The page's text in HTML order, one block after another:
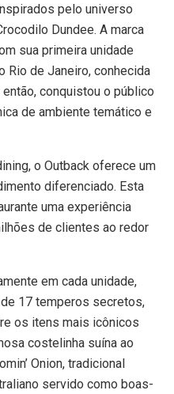
pelo universo
Dundee. A marca
sua primeira unidade
Rio de Janeiro, conhecida
conquistou o público
de ambiente temático e
o Outback oferece um
diferenciado. Esta
uma experiência
de clientes ao redor
em cada unidade,
17 temperos secretos,
os itens mais icônicos
costelinha suína ao
Onion, tradicional
servido como boas-